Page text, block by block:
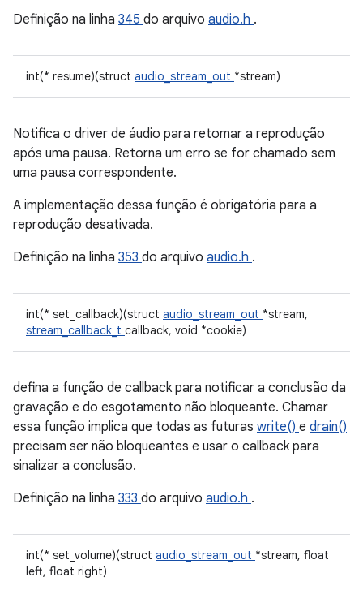
Definição na linha 345 do arquivo audio.h .
int(* resume)(struct audio_stream_out *stream)
Notifica o driver de áudio para retomar a reprodução
após uma pausa. Retorna um erro se for chamado sem
uma pausa correspondente.
A implementação dessa função é obrigatória para a
reprodução desativada.
Definição na linha 353 do arquivo audio.h .
int(* set_callback)(struct audio_stream_out *stream,
stream_callback_t callback, void *cookie)
defina a função de callback para notificar a conclusão da
gravação e do esgotamento não bloqueante. Chamar
essa função implica que todas as futuras write() e drain()
precisam ser não bloqueantes e usar o callback para
sinalizar a conclusão.
Definição na linha 333 do arquivo audio.h .
int(* set_volume)(struct audio_stream_out *stream, float
left, float right)